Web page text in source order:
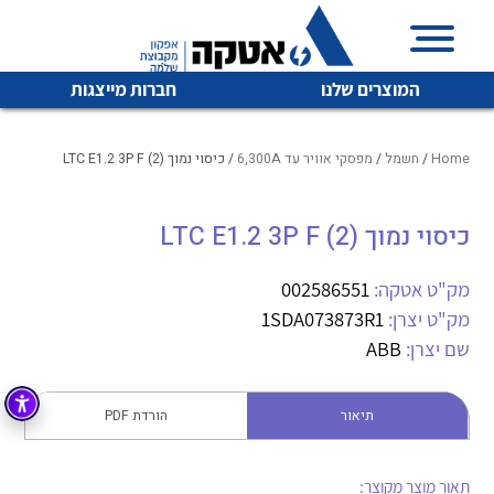
המוצרים שלנו חברות מייצגות
איכות | שרות | זמינות
והפצה של מוצרי
מיתוג, בקרה , ואינסטלציה חשמלית ופעילה ב7 תחומים:
חשמל
רובוטיקה ואוטומציה תעשייתית
לכל מוצרי היצרן
Home
/ חשמל / מפסקי אוויר עד 6,300A / כיסוי נמוך LTC E1.2 3P F (2)
כיסוי נמוך LTC E1.2 3P F (2)
מק"ט אטקה: 002586551
מק"ט יצרן: 1SDA073873R1
שם יצרן: ABB
תיאור הורדת PDF
תאור מוצר מקוצר: